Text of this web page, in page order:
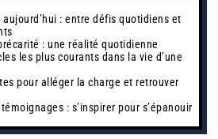
: entre défis quotidiens et
: une réalité quotidienne
les plus courants dans la vie d’une
pour alléger la charge et retrouver
: s’inspirer pour s’épanouir